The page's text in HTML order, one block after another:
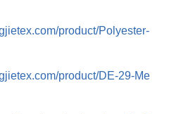
product/Polyester-
product/DE-29-Me